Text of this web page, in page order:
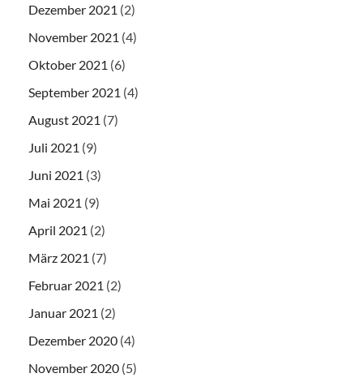
Dezember 2021 (2)
November 2021 (4)
Oktober 2021 (6)
September 2021 (4)
August 2021 (7)
Juli 2021 (9)
Juni 2021 (3)
Mai 2021 (9)
April 2021 (2)
März 2021 (7)
Februar 2021 (2)
Januar 2021 (2)
Dezember 2020 (4)
November 2020 (5)